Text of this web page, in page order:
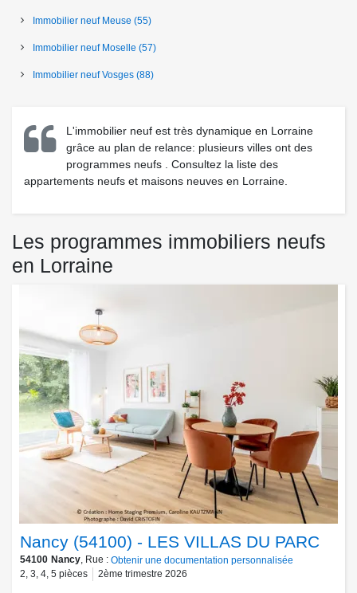
Immobilier neuf Meuse (55)
Immobilier neuf Moselle (57)
Immobilier neufVosges (88)
L'immobilier neuf est très dynamique en Lorraine
grâce au plan de relance: plusieurs villes ont des
programmes neufs
. Consultez la liste des
appartements neufs et maisons neuves en Lorraine.
Les programmes immobiliers neufs
en Lorraine
Nancy (54100) - LES VILLAS DU PARC
54100 Nancy , Rue : Obtenir une documentation personnalisée
2 3 4 5 pièces 2ème trimestre 2026